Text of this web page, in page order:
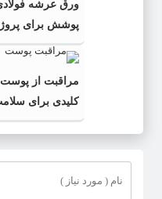
ورق عرشه
پوشش برای
به‌صرفه‌تر است؟
مراقبت از پوست
کلیدی برای